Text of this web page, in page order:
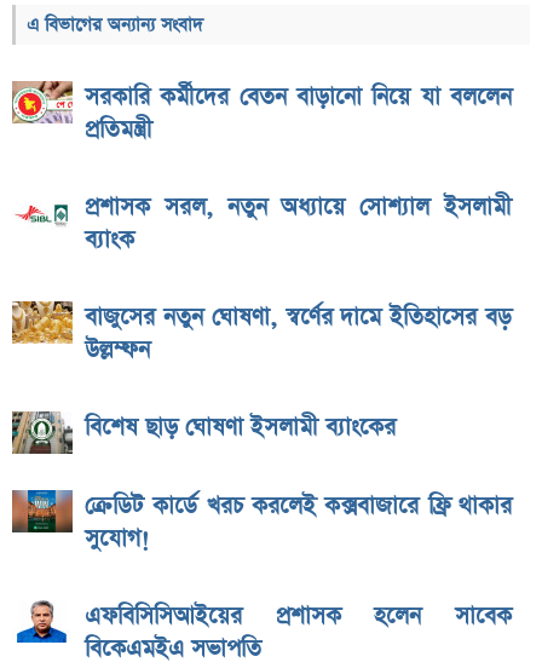
এ বিভাগের অন্যান্য সংবাদ
সরকারি কর্মীদের বেতন বাড়ানো নিয়ে যা বললেন
প্রতিমন্ত্রী
প্রশাসক সরল, নতুন অধ্যায়ে সোশ্যাল ইসলামী
ব্যাংক
বাজুসের নতুন ঘোষণা, স্বর্ণের দামে ইতিহাসের বড়
উল্লম্ফন
বিশেষ ছাড় ঘোষণা ইসলামী ব্যাংকের
ক্রেডিট কার্ডে খরচ করলেই কক্সবাজারে ফ্রি থাকার
সুযোগ!
এফবিসিসিআইয়ের প্রশাসক হলেন সাবেক
বিকেএমইএ সভাপতি